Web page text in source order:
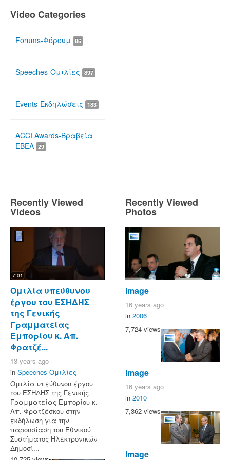
Video Categories
Forums-Φόρουμ 86
Speeches-Ομιλίες 897
Events-Εκδηλώσεις 183
ACCI Awards-Βραβεία
ΕΒΕΑ 29
Recently Viewed
Videos
7:01
Ομιλία υπεύθυνου
έργου του ΕΣΗΔΗΣ
της Γενικής
Γραμματείας
Εμπορίου κ. Απ.
Φρατζέ...
13 years ago
in Speeches-Ομιλίες
Ομιλία υπεύθυνου έργου
του ΕΣΗΔΗΣ της Γενικής
Γραμματείας Εμπορίου κ.
Απ. Φρατζέσκου στην
εκδήλωση για την
παρουσίαση του Εθνικού
Συστήματος Ηλεκτρονικών
Δημοσί...
Recently Viewed
Photos
Image
16 years ago
in 2006
7,724 views
Image
16 years ago
in 2010
7,362 views
Image